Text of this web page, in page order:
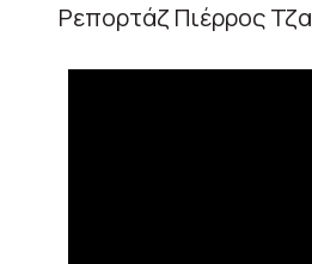
Ρεπορτάζ Πιέρρος